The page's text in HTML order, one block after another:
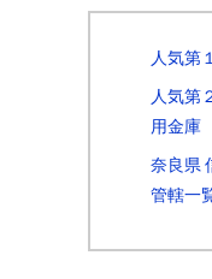
人気第
人気第
用金庫
奈良県
管轄一